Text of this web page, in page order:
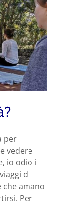
per
vedere
io odio i
di
che amano
Per